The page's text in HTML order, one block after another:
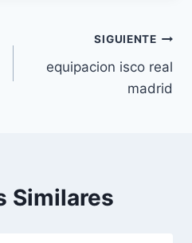
SIGUIENTE
equipacion isco real
madrid
Similares